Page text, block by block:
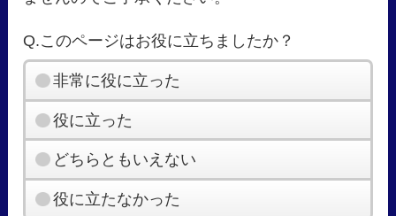
Q.このページはお役に立ちましたか？
非常に役に立った
役に立った
どちらともいえない
役に立たなかった